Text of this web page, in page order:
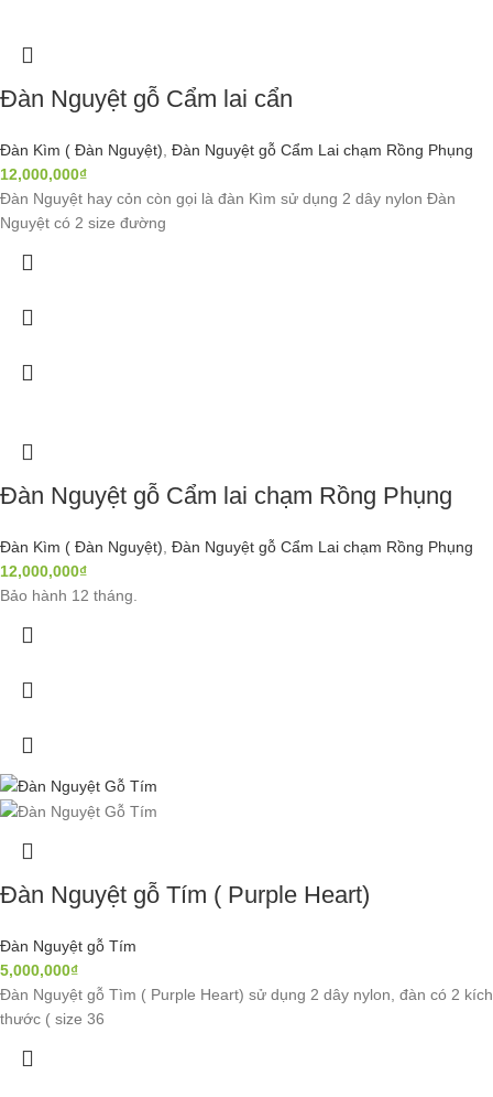
Đàn Nguyệt gỗ Cẩm lai cẩn
Đàn Kìm ( Đàn Nguyệt) Đàn Nguyệt gỗ Cẩm Lai chạm Rồng Phụng
12,000,000₫
Đàn Nguyệt hay cỏn còn gọi là đàn Kìm sử dụng 2 dây nylon Đàn
Nguyệt có 2 size đường
Đàn Nguyệt gỗ Cẩm lai chạm Rồng Phụng
Đàn Kìm ( Đàn Nguyệt) Đàn Nguyệt gỗ Cẩm Lai chạm Rồng Phụng
12,000,000₫
Bảo hành 12 tháng.
Đàn Nguyệt gỗ Tím ( Purple Heart)
Đàn Nguyệt gỗ Tím
5,000,000₫
Đàn Nguyệt gỗ Tìm ( Purple Heart) sử dụng 2 dây nylon, đàn có 2 kích
thước ( size 36